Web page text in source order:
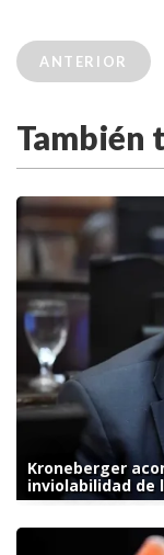
ANTERIOR
También
Kroneberger
inviolabilidad de